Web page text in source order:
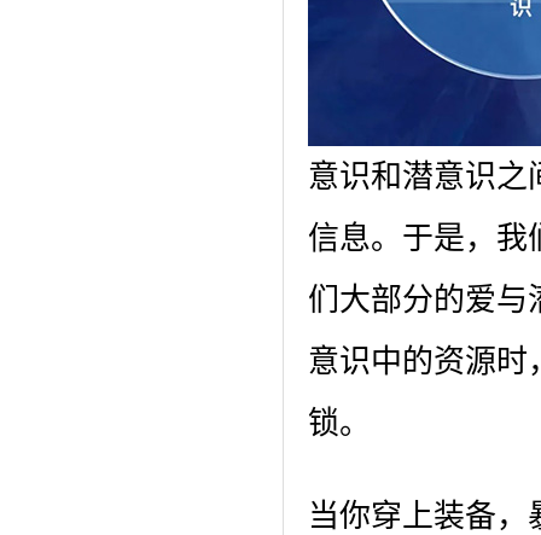
意识和潜意识之
信息。于是，我
们大部分的爱与
意识中的资源时
锁。
当你穿上装备